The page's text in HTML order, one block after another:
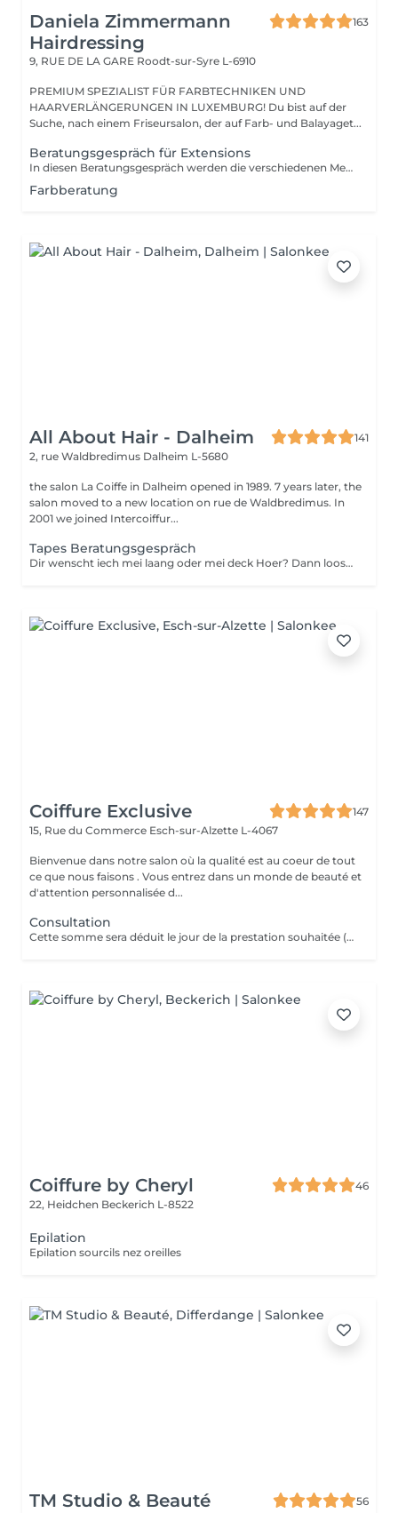
Daniela Zimmermann
Hairdressing
163
9, RUE DE LA GARE Roodt-sur-Syre L-6910
PREMIUM SPEZIALIST FÜR FARBTECHNIKEN UND
HAARVERLÄNGERUNGEN IN LUXEMBURG! Du bist auf der
Suche, nach einem Friseursalon, der auf Farb- und Balayaget...
Beratungsgespräch für Extensions
In diesen Beratungsgespräch werden die verschiedenen Methoden erklärt und individuell ausgesucht. Wir bestimmen die Farbe und rechnen den genauen Preis.
Farbberatung
All About Hair - Dalheim
141
2, rue Waldbredimus Dalheim L-5680
the salon La Coiffe in Dalheim opened in 1989. 7 years later, the
salon moved to a new location on rue de Waldbredimus. In
2001 we joined Intercoiffur...
Tapes Beratungsgespräch
Dir wenscht iech mei laang oder mei deck Hoer? Dann loost iech proffesionnel beroden.
Coiffure Exclusive
147
15, Rue du Commerce Esch-sur-Alzette L-4067
Bienvenue dans notre salon où la qualité est au coeur de tout
ce que nous faisons . Vous entrez dans un monde de beauté et
d'attention personnalisée d...
Consultation
Cette somme sera déduit le jour de la prestation souhaitée ( a valoir dans les 3 mois qui suivent la consultations)
Coiffure by Cheryl
46
22, Heidchen Beckerich L-8522
Epilation
Epilation sourcils nez oreilles
TM Studio & Beauté 56